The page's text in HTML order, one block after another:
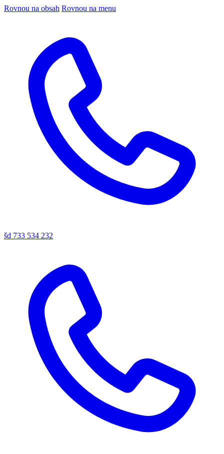
Rovnou na obsah Rovnou na menu
šd 733 534 232